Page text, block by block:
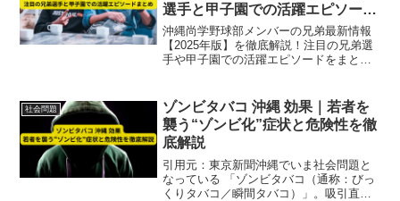
選手と甲子園での活躍エピソード
まとめ
沖縄尚学野球部メンバーの兄弟最新情報
【2025年版】を徹底解説！注目の兄弟選
手や甲子園での活躍エピソードをまとめ
社会問題
ゾンビタバコ 沖縄 効果｜若者を
襲う“ゾンビ化”症状と危険性を徹
底解説
引用元：東京新聞沖縄でいま社会問題と
なっている 「ゾンビタバコ（通称：びっ
くりタバコ／瞬間タバコ）」。吸引直後